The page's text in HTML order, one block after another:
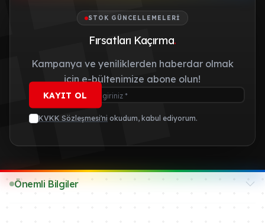
STOK GÜNCELLEMELERI
Fırsatları Kaçırma.
Kampanya ve yeniliklerden haberdar olmak
için e-bültenimize abone olun!
KAYIT OL
KVKK Sözleşmesi'ni okudum, kabul ediyorum.
Önemli Bilgiler